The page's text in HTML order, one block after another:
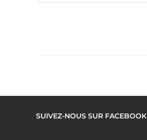
SUIVEZ-NOUS SUR FACEBOOK